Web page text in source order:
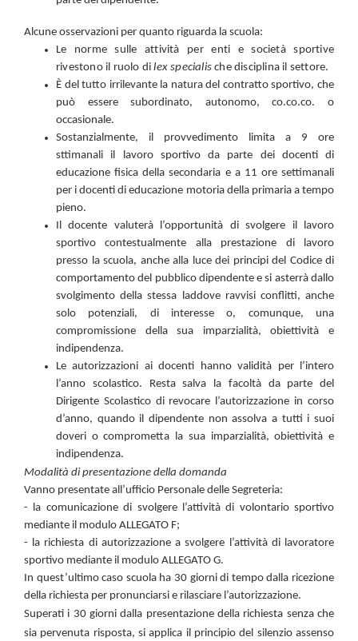
Alcune osservazioni per quanto riguarda la scuola:
Le norme sulle attività per enti e società sportive
rivestono il ruolo dilex specialis che disciplina il settore.
È del tutto irrilevante la natura del contratto sportivo, che
può essere subordinato, autonomo, co.co.co. o
occasionale.
Sostanzialmente, il provvedimento limita a 9 ore
sttimanali il lavoro sportivo da parte dei docenti di
educazione fisica della secondaria e a 11 ore settimanali
per i docenti di educazione motoria della primaria a tempo
pieno.
Il docente valuterà l’opportunità di svolgere il lavoro
sportivo contestualmente alla prestazione di lavoro
presso la scuola, anche alla luce dei principi del Codice di
comportamento del pubblico dipendente e si asterrà dallo
svolgimento della stessa laddove ravvisi conflitti, anche
solo potenziali, di interesse o, comunque, una
compromissione della sua imparzialità, obiettività e
indipendenza.
Le autorizzazioni ai docenti hanno validità per l’intero
l’anno scolastico. Resta salva la facoltà da parte del
Dirigente Scolastico di revocare l’autorizzazione in corso
d’anno, quando il dipendente non assolva a tutti i suoi
doveri o comprometta la sua imparzialità, obiettività e
indipendenza.
Modalità di presentazione della domanda
Vanno presentate all’ufficio Personale delle Segreteria:
- la comunicazionedi svolgere l’attività di volontario sportivo
mediante il modulo ALLEGATO F;
- la richiesta di autorizzazionea svolgere l’attività di lavoratore
sportivo mediante il modulo ALLEGATO G.
In quest’ultimo caso scuola ha 30 giorni di tempo dalla ricezione
della richiesta per pronunciarsi e rilasciare l’autorizzazione.
Superati i 30 giorni dalla presentazione della richiesta senza che
sia pervenuta risposta, si applica il principio del silenzio assenso